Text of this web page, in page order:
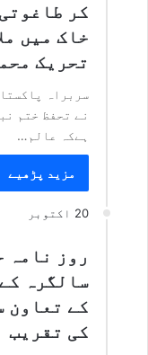
کر
خاک میں
تحریک
سربراہ
نے تحفظ ختم
ہےکہ عالم…
مزید پڑھیے
20 اکتوبر
سالگرہ
کے تعاون
کی تقریب